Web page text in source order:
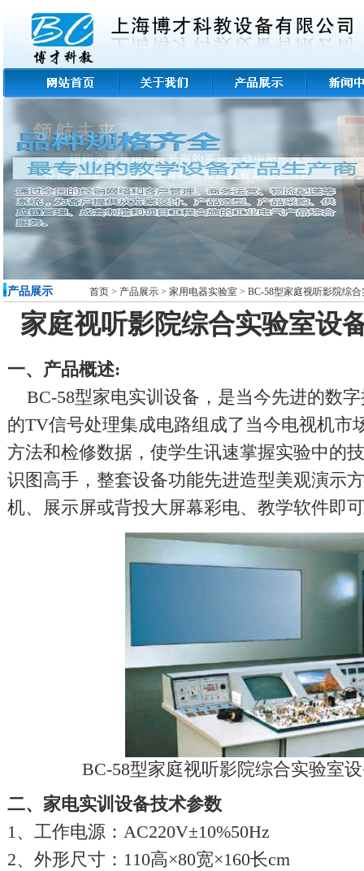
-产品展示 首页 > 产品展示 > 家用电器实验室 > BC-58型家庭视听影院综
家庭视听影院综合实验室设
一、产品概述:
BC-58型家电实训设备，是当今先进的数
的TV信号处理集成电路组成了当今电视机市
方法和检修数据，使学生讯速掌握实验中的
识图高手，整套设备功能先进造型美观演示
机、展示屏或背投大屏幕彩电、教学软件即
BC-58型家庭视听影院综合实验室
二、 家电实训设备技术参数
1、工作电源：AC220V±10%50Hz
2、外形尺寸：110高×80宽×160长cm